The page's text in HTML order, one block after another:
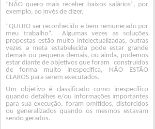
“NÃO quero mais receber baixos salários”, por
exemplo, ao invés de dizer,
“QUERO ser reconhecido e bem remunerado por
meu trabalho”. Algumas vezes as soluções
propostas estão muito intelectualizadas, outras
vezes a meta estabelecida pode estar grande
demais ou pequena demais, ou ainda, podemos
estar diante de objetivos que foram construídos
de forma muito inespecífica, NÃO ESTÃO
CLAROS para serem executados.
Um objetivo é classificado como inespecífico
quando detalhes e/ou informações importantes
para sua execução, foram omitidos, distorcidos
ou generalizados quando os mesmos estavam
sendo gerados.